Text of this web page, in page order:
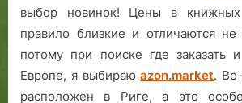
выбор новинок! Цены в книжных
правило близкие и отличаются
потому при поиске где заказать
Европе, я выбираюazon.market.
расположен в Риге, а это